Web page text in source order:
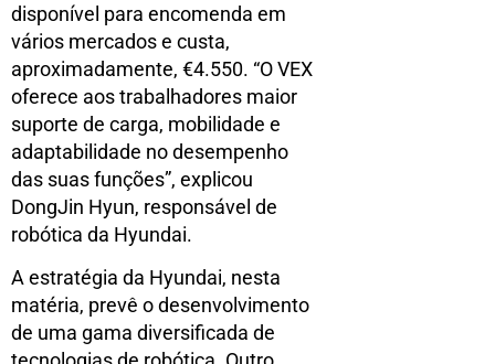
disponível para encomenda em
vários mercados e custa,
aproximadamente, €4.550. “O VEX
oferece aos trabalhadores maior
suporte de carga, mobilidade e
adaptabilidade no desempenho
das suas funções”, explicou
DongJin Hyun, responsável de
robótica da Hyundai.
A estratégia da Hyundai, nesta
matéria, prevê o desenvolvimento
de uma gama diversificada de